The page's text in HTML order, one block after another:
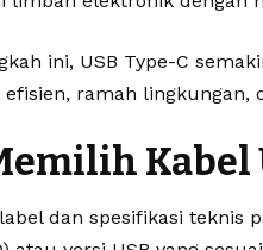
ini, USB Type-C
efisien, ramah lingkungan,
Kabel
dan spesifikasi teknis